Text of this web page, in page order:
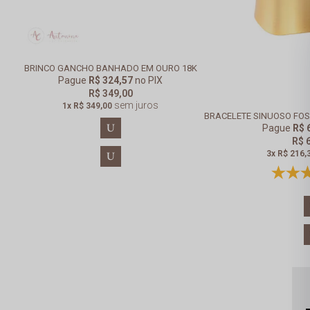
BRINCO GANCHO BANHADO EM OURO 18K
Pague R$ 324,57no PIX
R$ 349,00
1x R$ 349,00 sem juros
U
U
BRACELETE SINUOSO
Pague R$
R$
3x R$